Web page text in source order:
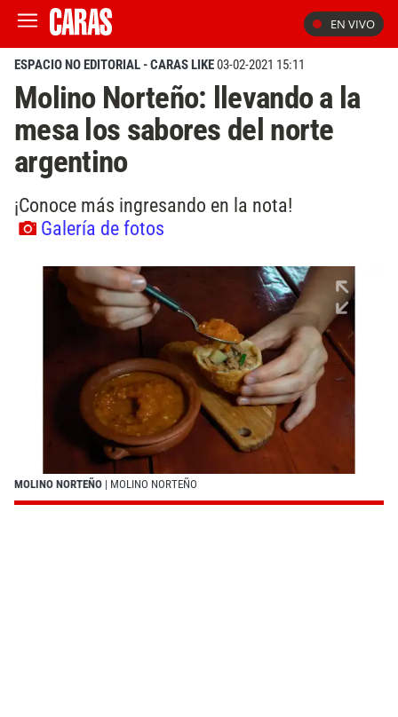
EN VIVO
ESPACIO NO EDITORIAL - CARAS LIKE03-02-2021 15:11
Molino Norteño: llevando a la
mesa los sabores del norte
argentino
¡Conoce más ingresando en la nota!
Galería de fotos
MOLINO NORTEÑO | MOLINO NORTEÑO